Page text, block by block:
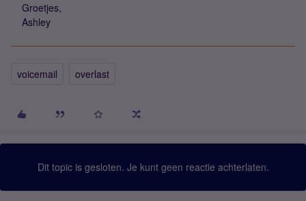
Groetjes,
Ashley
voicemail overlast
Dit topic is gesloten. Je kunt geen reactie achterlaten.